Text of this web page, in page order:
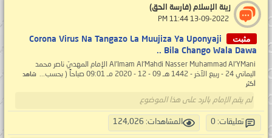
زينة الإسلام (فارسة الحق)
مثبت
Corona Virus Na Tangazo La Muujiza Ya Uponyaji
Bila Chango Wala Dawa ..
Al’Imam Al’Mahdi Nasser Muhammad Al’YMani الإمام المهديّ ناصر محمد
اليماني 24 - ربيع الآخر - 1442 هـ 09 - 12 - 2020 مـ 09:01 صباحاً ( بحسب...
شاهد
أكثر
لم يقم الإمام بالرد على هذا الموضوع
تعليقات: 0 المشاهدات: 124,026